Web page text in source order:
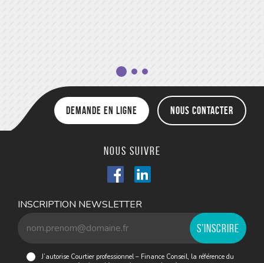
Demande en ligne Nous contacter
Nous suivre
INSCRIPTION NEWSLETTER
J’autorise Courtier professionnel – Finance Conseil, la référence du